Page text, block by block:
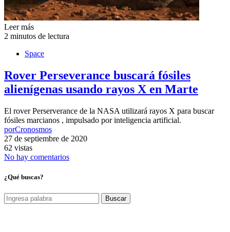
Leer más
2 minutos de lectura
Space
Rover Perseverance buscará fósiles
alienígenas usando rayos X en Marte
El rover Perserverance de la NASA utilizará rayos X para buscar
fósiles marcianos , impulsado por inteligencia artificial.
porCronosmos
27 de septiembre de 2020
62 vistas
No hay comentarios
¿Qué buscas?
Buscar